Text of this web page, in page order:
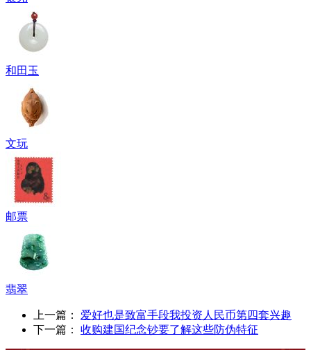
和田玉
文玩
邮票
翡翠
上一篇： 爱好也是致富手段我投资人民币第四套兴趣
下一篇： 收购建国纪念钞要了解这些防伪特征